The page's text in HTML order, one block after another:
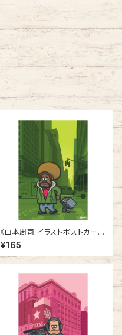
《山本周司 イラストポストカー
ド》CY-2／ 配達員
¥165